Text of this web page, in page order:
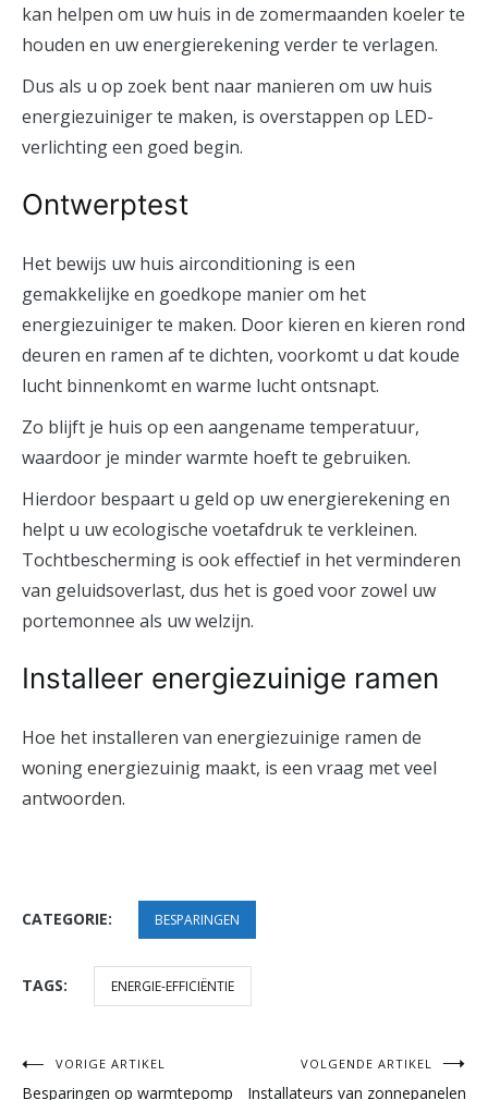
kan helpen om uw huis in de zomermaanden koeler te
houden en uw energierekening verder te verlagen.
Dus als u op zoek bent naar manieren om uw huis
energiezuiniger te maken, is overstappen op LED-
verlichting een goed begin.
Ontwerptest
Het bewijs uw huis airconditioning is een
gemakkelijke en goedkope manier om het
energiezuiniger te maken. Door kieren en kieren rond
deuren en ramen af ​​te dichten, voorkomt u dat koude
lucht binnenkomt en warme lucht ontsnapt.
Zo blijft je huis op een aangename temperatuur,
waardoor je minder warmte hoeft te gebruiken.
Hierdoor bespaart u geld op uw energierekening en
helpt u uw ecologische voetafdruk te verkleinen.
Tochtbescherming is ook effectief in het verminderen
van geluidsoverlast, dus het is goed voor zowel uw
portemonnee als uw welzijn.
Installeer energiezuinige ramen
Hoe het installeren van energiezuinige ramen de
woning energiezuinig maakt, is een vraag met veel
antwoorden.
CATEGORIE: BESPARINGEN
TAGS: ENERGIE-EFFICIËNTIE
Bericht
VORIGE ARTIKEL
Besparingen op warmtepomp
VOLGENDE ARTIKEL
Installateurs van zonnepanelen